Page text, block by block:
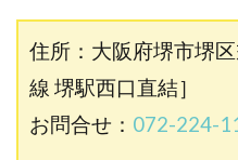
住所：大阪府堺市堺
線 堺駅西口直結］
お問合せ： 072-224-